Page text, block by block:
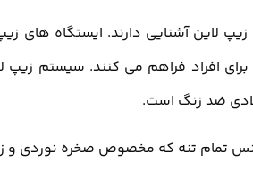
لاین آشنایی دارند. ایستگاه های
افراد فراهم می کنند. سیستم
ضد زنگ است.
تمام تنه که مخصوص صخره نوردی و